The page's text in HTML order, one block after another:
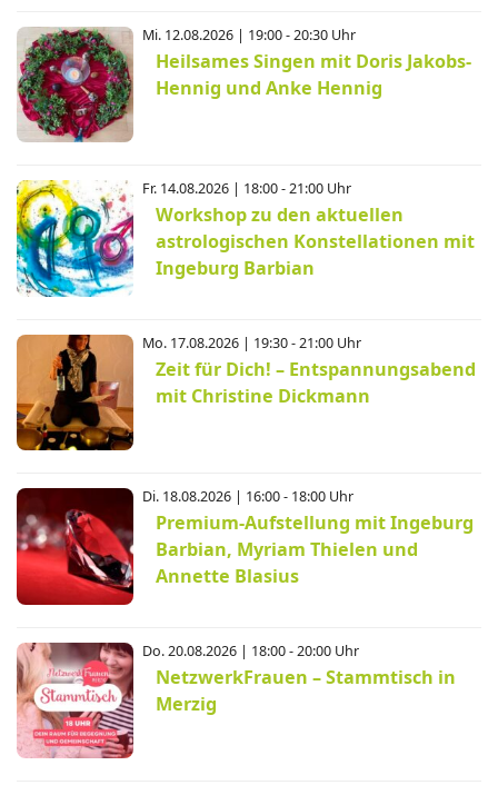
Mi. 12.08.2026 | 19:00 - 20:30 Uhr
Heilsames Singen mit Doris Jakobs-
Hennig und Anke Hennig
Fr. 14.08.2026 | 18:00 - 21:00 Uhr
Workshop zu den aktuellen
astrologischen Konstellationen mit
Ingeburg Barbian
Mo. 17.08.2026 | 19:30 - 21:00 Uhr
Zeit für Dich! – Entspannungsabend
mit Christine Dickmann
Di. 18.08.2026 | 16:00 - 18:00 Uhr
Premium-Aufstellung mit Ingeburg
Barbian, Myriam Thielen und
Annette Blasius
Do. 20.08.2026 | 18:00 - 20:00 Uhr
NetzwerkFrauen – Stammtisch in
Merzig